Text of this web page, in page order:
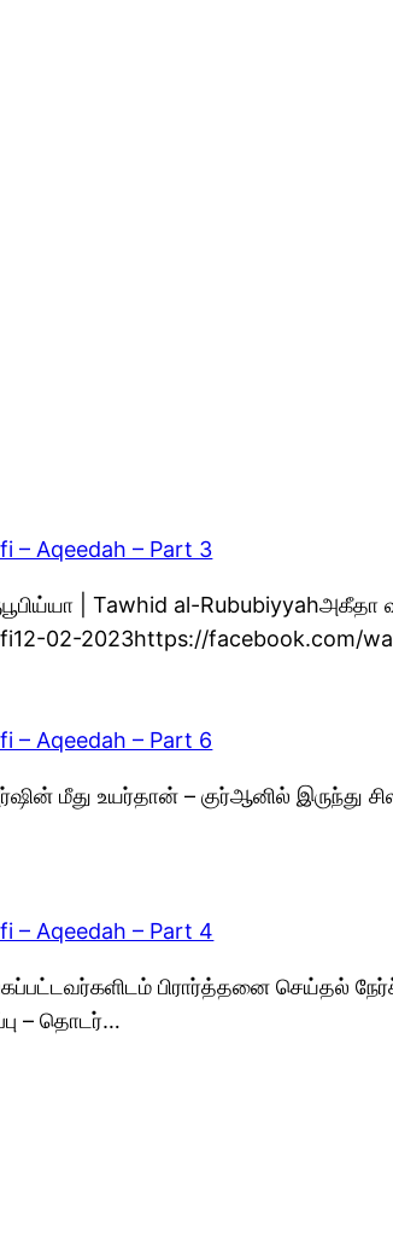
– Aqeedah – Part 3
| Tawhid al-Rububiyyahஅகீதா
02-2023https://facebook.com/
– Aqeedah – Part 6
மீது உயர்தான் – குர்ஆனில் இருந்து
– Aqeedah – Part 4
பிரார்த்தனை செய்தல்
– தொடர்…